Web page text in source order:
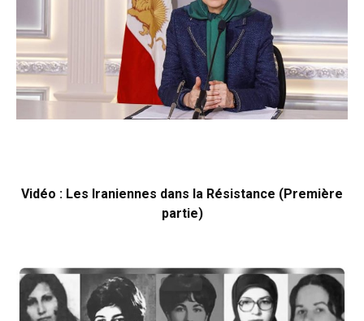
Vidéo : Les Iraniennes dans la Résistance (Première
partie)